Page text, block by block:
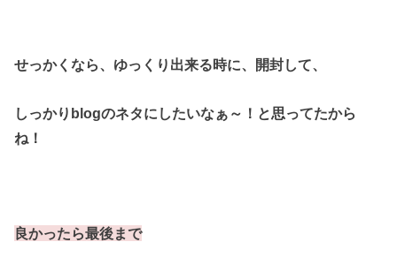
せっかくなら、ゆっくり出来る時に、開封して、
しっかりblogのネタにしたいなぁ～！と思ってたから
ね！
良かったら最後まで